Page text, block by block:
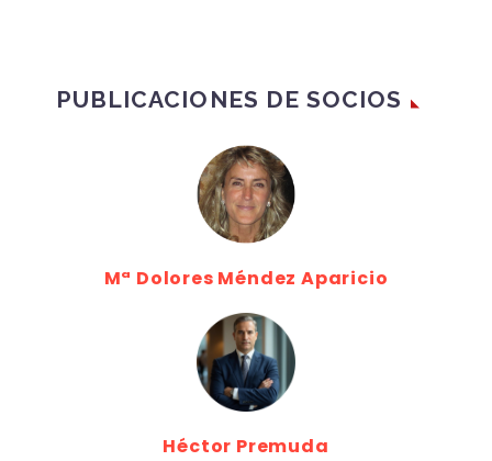
PUBLICACIONES DE SOCIOS
Mª Dolores Méndez Aparicio
Héctor Premuda